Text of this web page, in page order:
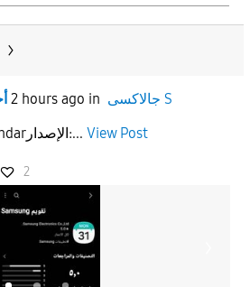
2 hours ago in
جالاكسى S
تحديث Samsung Calendarالإصدار:... View Post
2